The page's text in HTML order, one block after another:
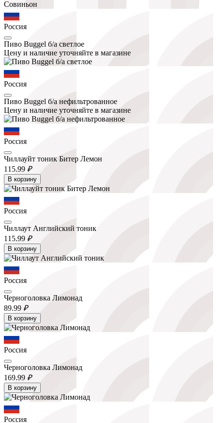
Россия
Пиво Buggel б/а светлое
Цену и наличие уточняйте в магазине
Россия
Пиво Buggel б/а нефильтрованное
Цену и наличие уточняйте в магазине
Россия
Чиллауйт тоник Битер Лемон
115.99 ₽
В корзину
Россия
Чиллаут Английский тоник
115.99 ₽
В корзину
Россия
Черноголовка Лимонад
89.99 ₽
В корзину
Россия
Черноголовка Лимонад
169.99 ₽
В корзину
Россия